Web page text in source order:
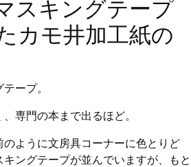
スキングテープ
カモ井加工紙の
ープ。
専門の本まで出るほど。
ように文房具コーナーに色とりど
ングテープが並んでいますが、もと